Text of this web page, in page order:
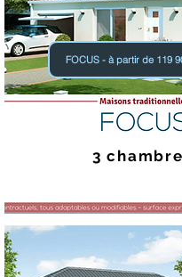
FOCUS - à partir de 119
3